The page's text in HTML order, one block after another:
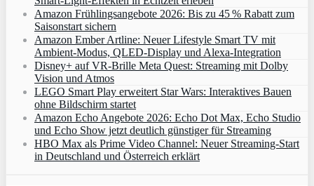
Amazon Frühlingsangebote 2026: Bis zu 45 % Rabatt zum
Saisonstart sichern
Amazon Ember Artline: Neuer Lifestyle Smart TV mit
Ambient‑Modus, QLED‑Display und Alexa‑Integration
Disney+ auf VR-Brille Meta Quest: Streaming mit Dolby
Vision und Atmos
LEGO Smart Play erweitert Star Wars: Interaktives Bauen
ohne Bildschirm startet
Amazon Echo Angebote 2026: Echo Dot Max, Echo Studio
und Echo Show jetzt deutlich günstiger für Streaming
HBO Max als Prime Video Channel: Neuer Streaming‑Start
in Deutschland und Österreich erklärt